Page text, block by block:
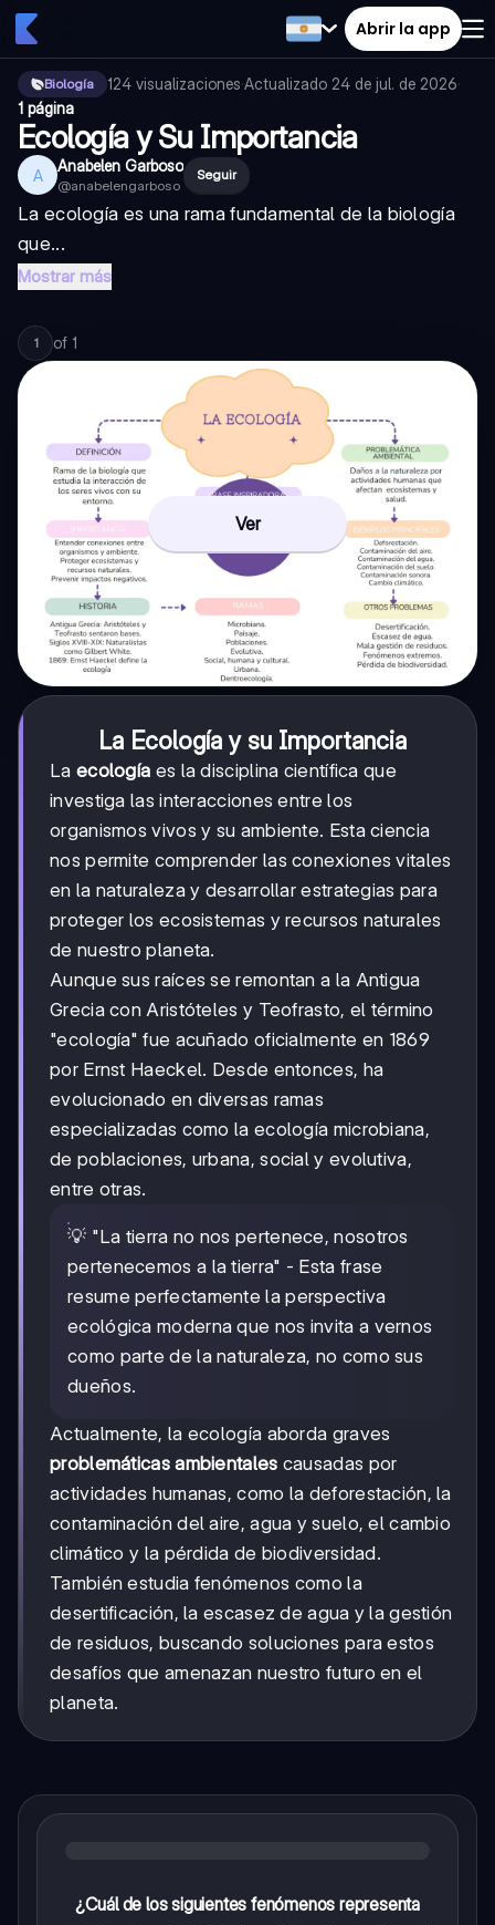
Abrir la app
Biología 124 visualizaciones·Actualizado 24 de jul. de 2026·
1 página
Ecología y Su Importancia
A Anabelen Garboso
@anabelengarboso
Seguir
La ecología es una rama fundamental de la biología
que...
Mostrar más
1 of 1
Ver
La Ecología y su Importancia
La ecología es la disciplina científica que
investiga las interacciones entre los
organismos vivos y su ambiente. Esta ciencia
nos permite comprender las conexiones vitales
en la naturaleza y desarrollar estrategias para
proteger los ecosistemas y recursos naturales
de nuestro planeta.
Aunque sus raíces se remontan a la Antigua
Grecia con Aristóteles y Teofrasto, el término
"ecología" fue acuñado oficialmente en 1869
por Ernst Haeckel. Desde entonces, ha
evolucionado en diversas ramas
especializadas como la ecología microbiana,
de poblaciones, urbana, social y evolutiva,
entre otras.
💡 "La tierra no nos pertenece, nosotros
pertenecemos a la tierra" - Esta frase
resume perfectamente la perspectiva
ecológica moderna que nos invita a vernos
como parte de la naturaleza, no como sus
dueños.
Actualmente, la ecología aborda graves
problemáticas ambientales causadas por
actividades humanas, como la deforestación, la
contaminación del aire, agua y suelo, el cambio
climático y la pérdida de biodiversidad.
También estudia fenómenos como la
desertificación, la escasez de agua y la gestión
de residuos, buscando soluciones para estos
desafíos que amenazan nuestro futuro en el
planeta.
¿Cuál de los siguientes fenómenos representa